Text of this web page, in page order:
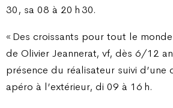
30, sa 08 à 20 h 30.
« Des croissants pour tout le
de Olivier Jeannerat, vf, dès 6/12
présence du réalisateur suivi d’une
apéro à l’extérieur, di 09 à 16 h.